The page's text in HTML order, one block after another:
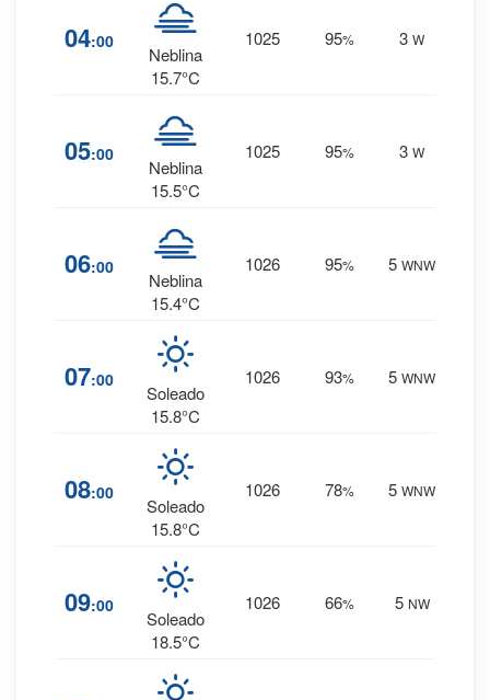
04:00
Neblina
15.7°C
1025 95% 3 W
05:00
Neblina
15.5°C
1025 95% 3 W
06:00
Neblina
15.4°C
1026 95% 5 WNW
07:00
Soleado
15.8°C
1026 93% 5 WNW
08:00
Soleado
15.8°C
1026 78% 5 WNW
09:00
Soleado
18.5°C
1026 66% 5 NW